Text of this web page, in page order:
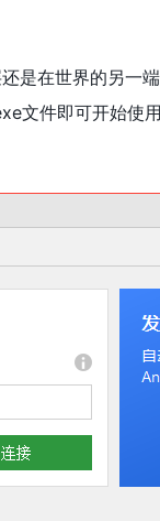
是在世界的另一
文件即可开始使用